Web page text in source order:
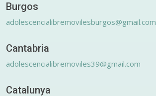
Burgos
adolescencialibremovilesburgos@gmail.com
Cantabria
adolescencialibremoviles39@gmail.com
Catalunya